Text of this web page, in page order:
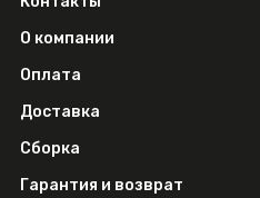
О компании
Оплата
Доставка
Сборка
Гарантия и возврат